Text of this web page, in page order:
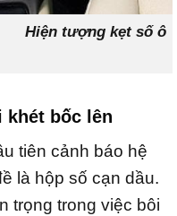
Hiện tượng kẹt số ô
khét bốc lên
tiên cảnh báo hệ
là hộp số cạn dầu.
trọng trong việc bôi